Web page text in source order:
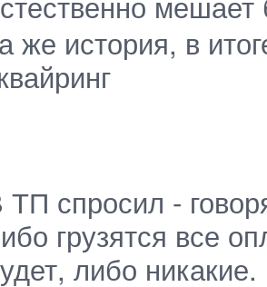
же история, в
ТП спросил -
грузятся все
либо никакие.